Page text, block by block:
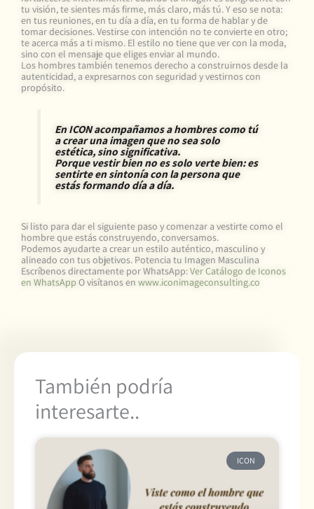
tu visión, te sientes más firme, más claro, más tú. Y eso se nota:
en tus reuniones, en tu día a día, en tu forma de hablar y de
tomar decisiones. Vestirse con intención no te convierte en otro;
te acerca más a ti mismo. El estilo no tiene que ver con la moda,
sino con el mensaje que eliges enviar al mundo.
Los hombres también tenemos derecho a construirnos desde la
autenticidad, a expresarnos con seguridad y vestirnos con
propósito.
En ICON acompañamos a hombres como tú
a crear una imagen que no sea solo
estética, sino significativa.
Porque vestir bien no es solo verte bien: es
sentirte en sintonía con la persona que
estás formando día a día.
Si listo para dar el siguiente paso y comenzar a vestirte como el
hombre que estás construyendo, conversamos.
Podemos ayudarte a crear un estilo auténtico, masculino y
alineado con tus objetivos. Potencia tu Imagen Masculina
Escríbenos directamente por WhatsApp:Ver Catálogo de Iconos
en WhatsApp O visítanos en www.iconimageconsulting.co
También podría
interesarte..
ICON